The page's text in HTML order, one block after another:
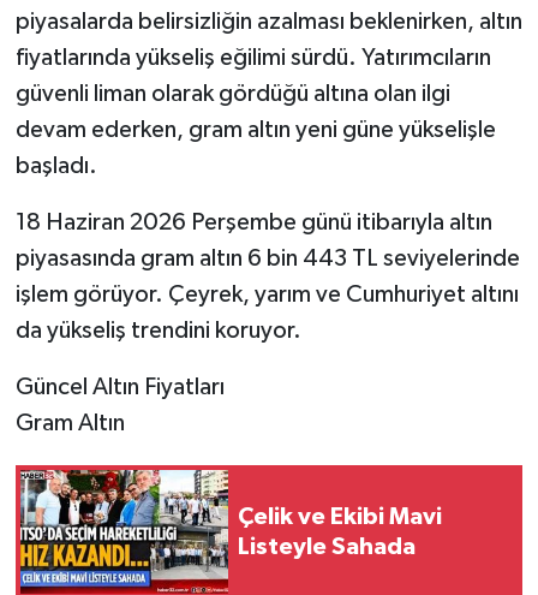
piyasalarda belirsizliğin azalması beklenirken, altın
fiyatlarında yükseliş eğilimi sürdü. Yatırımcıların
güvenli liman olarak gördüğü altına olan ilgi
devam ederken, gram altın yeni güne yükselişle
başladı.
18 Haziran 2026 Perşembe günü itibarıyla altın
piyasasında gram altın 6 bin 443 TL seviyelerinde
işlem görüyor. Çeyrek, yarım ve Cumhuriyet altını
da yükseliş trendini koruyor.
Güncel Altın Fiyatları
Gram Altın
Çelik ve Ekibi Mavi
Listeyle Sahada
SAĞLIK
Spor
Tarihi Yapılarımız
Teknoloji
Türkiye
Yerel
İletişim